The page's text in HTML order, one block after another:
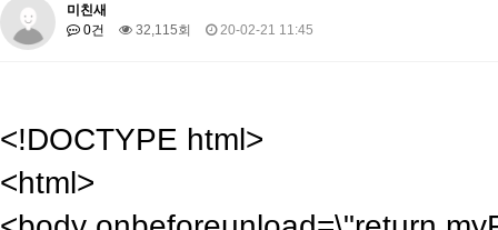
미친새
0건
32,115회 20-02-21 11:45
<!DOCTYPE html>
<html>